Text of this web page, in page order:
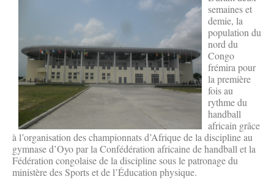
semaines et
demie, la
population du
nord du
Congo
frémira pour
la première
fois au
rythme du
handball
africain grâce
à l’organisation des championnats d’Afrique de la discipline au
gymnase d’Oyo par la Confédération africaine de handball et la
Fédération congolaise de la discipline sous le patronage du
ministère des Sports et de l’Éducation physique.